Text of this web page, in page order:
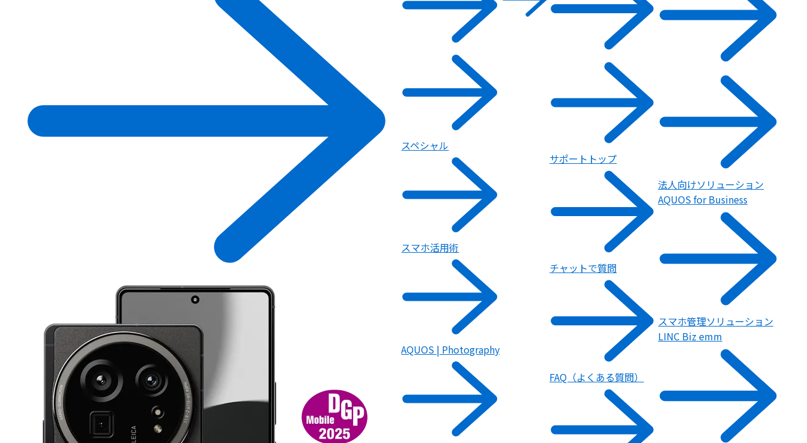
スペシャル
スマホ活用術
AQUOS | Photography
サポートトップ
チャットで質問
FAQ（よくある質問）
法人向けソリューション
AQUOS for Business
スマホ管理ソリューション
LINC Biz emm